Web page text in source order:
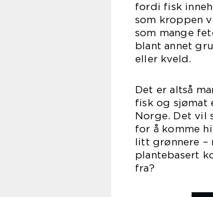
fordi fisk
som kroppen
som mange
blant annet
eller kveld.
Det er altså
fisk og sjømat
Norge. Det vil
for å komme
litt grønnere –
plantebasert